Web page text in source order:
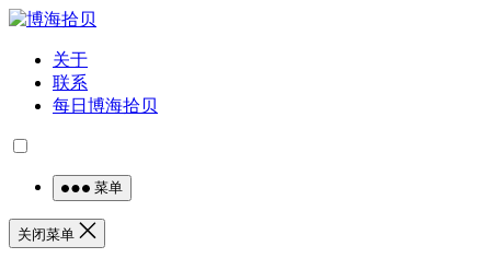
关于
联系
每日博海拾贝
菜单
关闭菜单